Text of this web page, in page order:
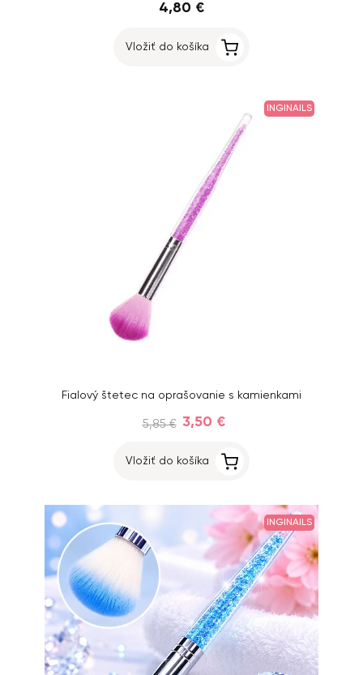
4,80 €
Vložiť do košíka
INGINAILS
Fialový štetec na oprašovanie s kamienkami
5,85 € 3,50 €
Vložiť do košíka
INGINAILS